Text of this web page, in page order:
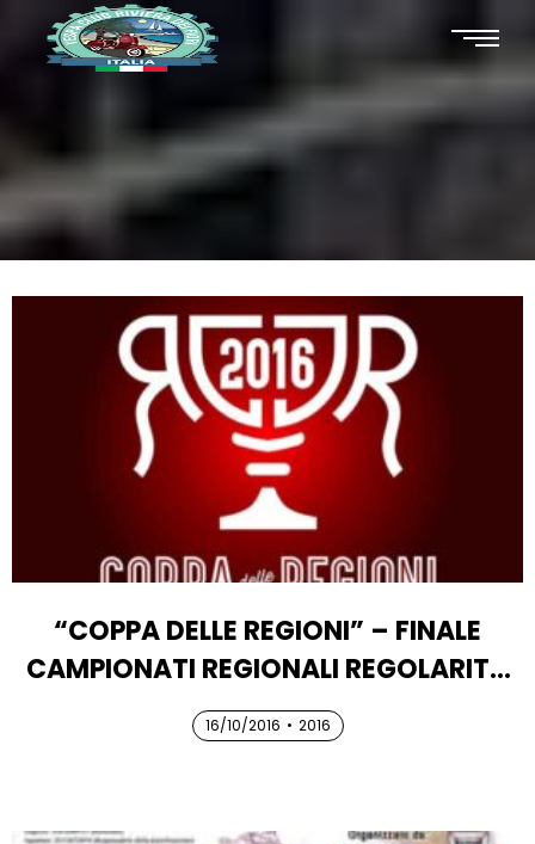
“COPPA DELLE REGIONI” – FINALE
CAMPIONATI REGIONALI REGOLARITÀ
VESPA
16/10/2016 • 2016
16/10/2016